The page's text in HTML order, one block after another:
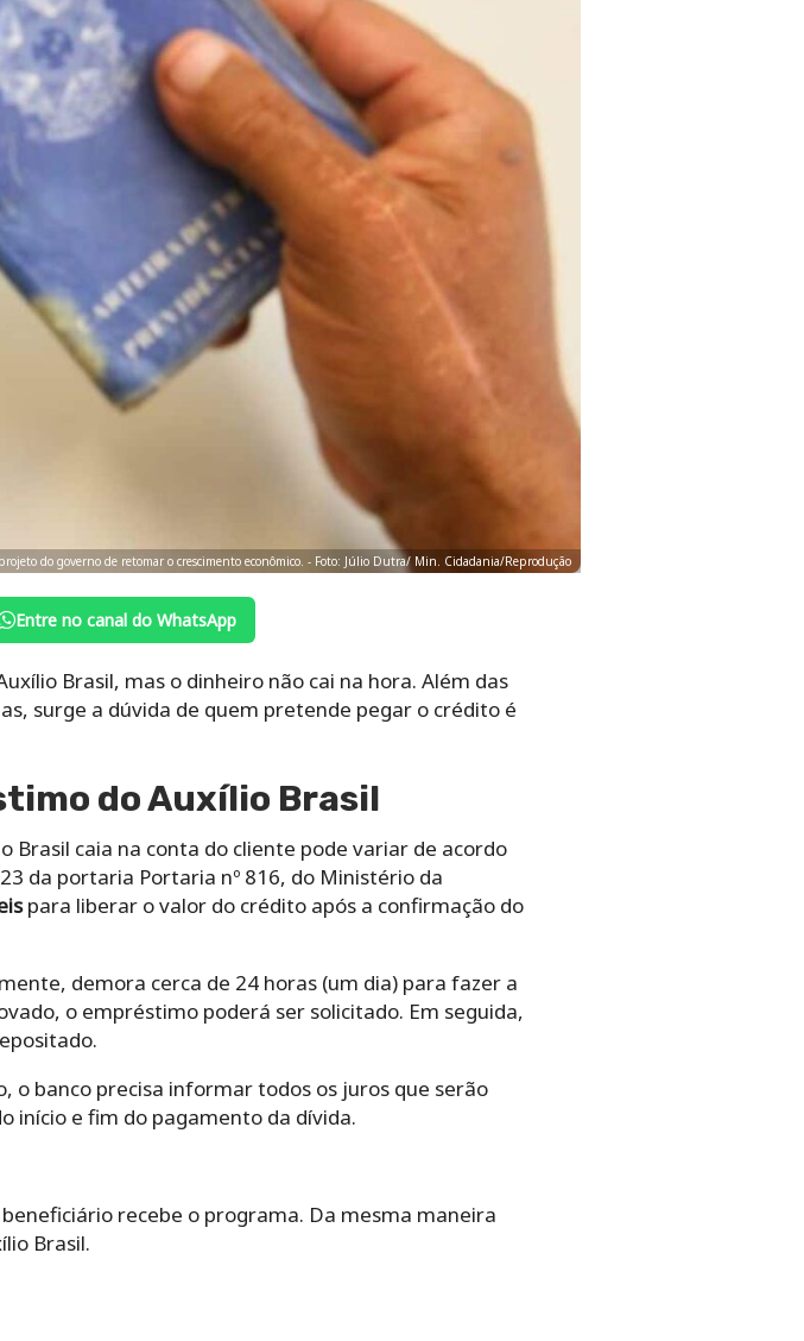
do governo de retomar o crescimento econômico. - Foto: Júlio Dutra/ Min. Cidadania/Reprodução
Entre no canal do WhatsApp
Brasil, mas o dinheiro não cai na hora. Além das
surge a dúvida de quem pretende pegar o crédito é
do Auxílio Brasil
Brasil caia na conta do cliente pode variar de acordo
da portaria Portaria nº 816, do Ministério da
para liberar o valor do crédito após a confirmação do
demora cerca de 24 horas (um dia) para fazer a
o empréstimo poderá ser solicitado. Em seguida,
o banco precisa informar todos os juros que serão
início e fim do pagamento da dívida.
recebe o programa. Da mesma maneira
Brasil.